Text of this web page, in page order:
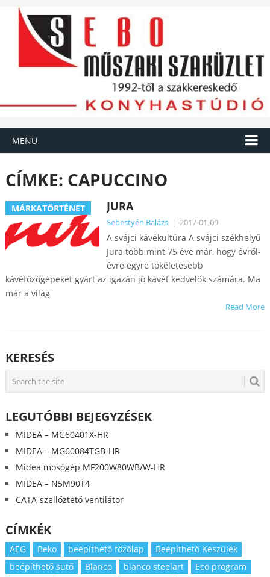
MENU
CÍMKE: CAPUCCINO
MÁRKATÖRTÉNET JURA
Sebestyén Balázs | 2017-01-09
A svájci kávékultúra A svájci székhelyű
Jura több mint 75 éve már, hogy évről-
évre egyre tökéletesebb
kávéfőzőgépeket gyárt az igazán jó kávét kedvelők számára. Ma
már a világ
Read More
KERESÉS
LEGUTÓBBI BEJEGYZÉSEK
MIDEA – MG60401X-HR
MIDEA – MG60084TGB-HR
Midea mosógép MF200W80WB/W-HR
MIDEA – N5M90T4
CATA-szellőztető ventilátor
CÍMKÉK
AEG Beko beépíthető főzőlap
Beépíthető Készülék
beépíthető sütő
Blanco blanco steelart
Eco program